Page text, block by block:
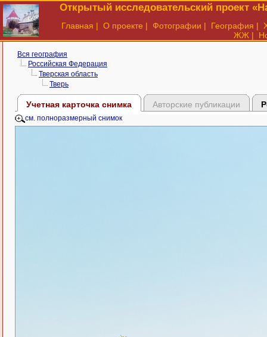
Открытый исследовательский проект
Главная | О проекте | Фотографии | География |
ЖЖ |
Вся география
Российская Федерация
Тверская область
Тверь
Учетная карточка снимка Авторские публикации
см. полноразмерный снимок